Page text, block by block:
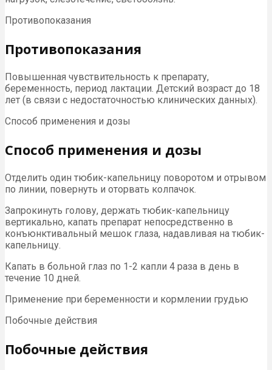
Противопоказания
Противопоказания
Повышенная чувствительность к препарату,
беременность, период лактации. Детский возраст до 18
лет (в связи с недостаточностью клинических данных).
Способ применения и дозы
Способ применения и дозы
Отделить один тюбик-капельницу поворотом и отрывом
по линии, повернуть и оторвать колпачок.
Запрокинуть голову, держать тюбик-капельницу
вертикально, капать препарат непосредственно в
конъюнктивальный мешок глаза, надавливая на тюбик-
капельницу.
Капать в больной глаз по 1-2 капли 4 раза в день в
течение 10 дней.
Применение при беременности и кормлении грудью
Побочные действия
Побочные действия